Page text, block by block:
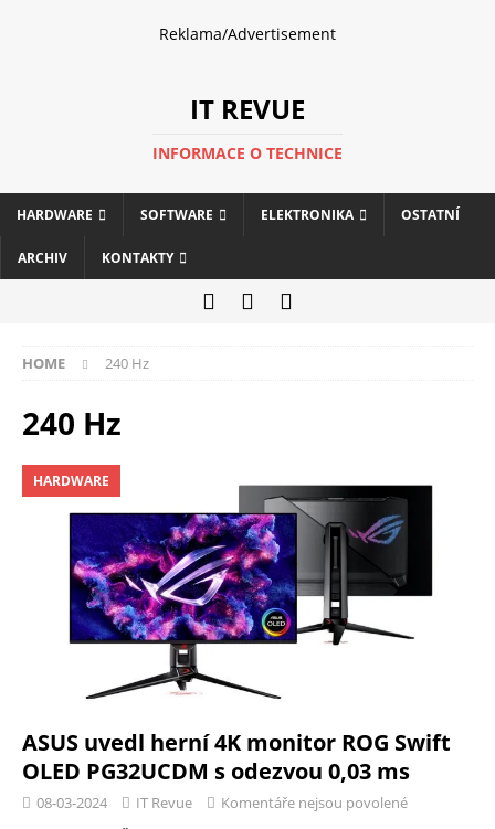
Reklama/Advertisement
IT REVUE
INFORMACE O TECHNICE
HARDWARE SOFTWARE ELEKTRONIKA OSTATNÍ
ARCHIV KONTAKTY
HOME 240 Hz
240 Hz
HARDWARE
ASUS uvedl herní 4K monitor ROG Swift
OLED PG32UCDM s odezvou 0,03 ms
08-03-2024 IT Revue Komentáře nejsou povolené